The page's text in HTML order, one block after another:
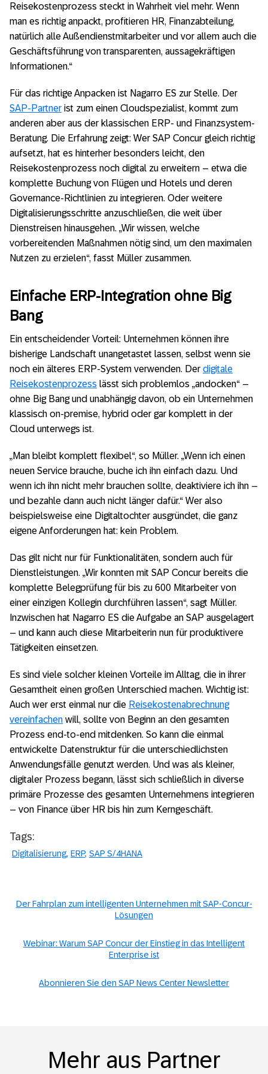
Reisekostenprozess steckt in Wahrheit viel mehr. Wenn
man es richtig anpackt, profitieren HR, Finanzabteilung,
natürlich alle Außendienstmitarbeiter und vor allem auch die
Geschäftsführung von transparenten, aussagekräftigen
Informationen.“
Für das richtige Anpacken ist Nagarro ES zur Stelle. Der
SAP-Partner ist zum einen Cloudspezialist, kommt zum
anderen aber aus der klassischen ERP- und Finanzsystem-
Beratung. Die Erfahrung zeigt: Wer SAP Concur gleich richtig
aufsetzt, hat es hinterher besonders leicht, den
Reisekostenprozess noch digital zu erweitern – etwa die
komplette Buchung von Flügen und Hotels und deren
Governance-Richtlinien zu integrieren. Oder weitere
Digitalisierungsschritte anzuschließen, die weit über
Dienstreisen hinausgehen. „Wir wissen, welche
vorbereitenden Maßnahmen nötig sind, um den maximalen
Nutzen zu erzielen“, fasst Müller zusammen.
Einfache ERP-Integration ohne Big
Bang
Ein entscheidender Vorteil: Unternehmen können ihre
bisherige Landschaft unangetastet lassen, selbst wenn sie
noch ein älteres ERP-System verwenden. Der digitale
Reisekostenprozess lässt sich problemlos „andocken“ –
ohne Big Bang und unabhängig davon, ob ein Unternehmen
klassisch on-premise, hybrid oder gar komplett in der
Cloud unterwegs ist.
„Man bleibt komplett flexibel“, so Müller. „Wenn ich einen
neuen Service brauche, buche ich ihn einfach dazu. Und
wenn ich ihn nicht mehr brauchen sollte, deaktiviere ich ihn –
und bezahle dann auch nicht länger dafür.“ Wer also
beispielsweise eine Digitaltochter ausgründet, die ganz
eigene Anforderungen hat: kein Problem.
Das gilt nicht nur für Funktionalitäten, sondern auch für
Dienstleistungen. „Wir konnten mit SAP Concur bereits die
komplette Belegprüfung für bis zu 600 Mitarbeiter von
einer einzigen Kollegin durchführen lassen“, sagt Müller.
Inzwischen hat Nagarro ES die Aufgabe an SAP ausgelagert
– und kann auch diese Mitarbeiterin nun für produktivere
Tätigkeiten einsetzen.
Es sind viele solcher kleinen Vorteile im Alltag, die in ihrer
Gesamtheit einen großen Unterschied machen. Wichtig ist:
Auch wer erst einmal nur die Reisekostenabrechnung
vereinfachen will, sollte von Beginn an den gesamten
Prozess end-to-end mitdenken. So kann die einmal
entwickelte Datenstruktur für die unterschiedlichsten
Anwendungsfälle genutzt werden. Und was als kleiner,
digitaler Prozess begann, lässt sich schließlich in diverse
primäre Prozesse des gesamten Unternehmens integrieren
– von Finance über HR bis hin zum Kerngeschäft.
Tags:
Digitalisierung ERP SAP S/4HANA
Der Fahrplan zum intelligenten Unternehmen mit SAP-Concur-
Lösungen
Webinar: Warum SAP Concur der Einstieg in das Intelligent
Enterprise ist
Abonnieren Sie den SAP News Center Newsletter
Mehr aus Partner